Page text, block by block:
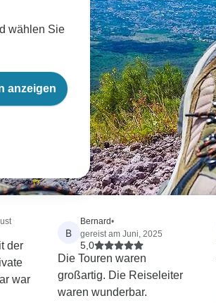
wählen Sie
anzeigen
der
war
B
Bernard•
gereist am Juni, 2025
5,0
Die Touren waren
großartig. Die Reiseleiter
waren wunderbar.